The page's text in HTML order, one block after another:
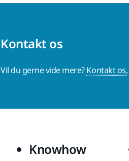
Kontakt os
Vil du gerne vide mere?Kontakt os,
Knowhow